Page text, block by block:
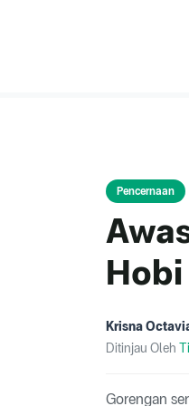
Pencernaan
Krisna
Ditinjau Oleh
Gorengan